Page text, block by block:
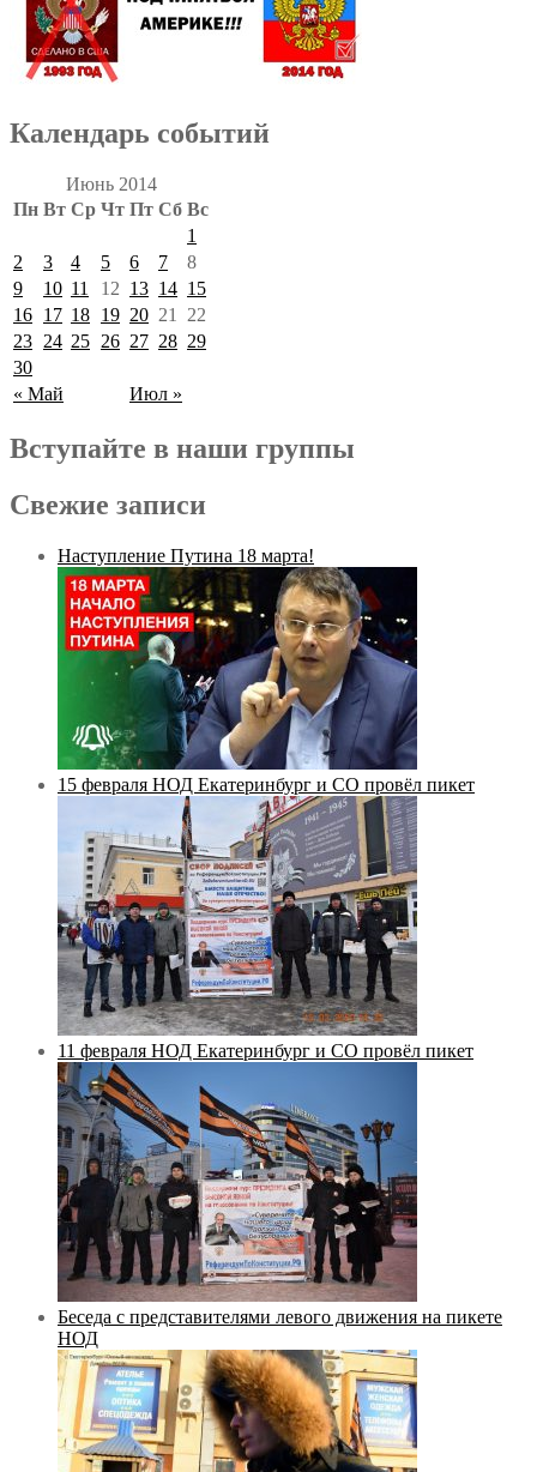
Календарь событий
Июнь 2014
Пн Вт Ср Чт Пт Сб Вс
« Май Июл »
1
2
3 4 5 6 7
8
9
10 11 12 13 14 15
16 17 18 19 20 21
22
23 24 25 26 27 28 29
30
Вступайте в наши группы
Свежие записи
Наступление Путина 18 марта!
15 февраля НОД Екатеринбург и СО провёл пикет
11 февраля НОД Екатеринбург и СО провёл пикет
Беседа с представителями левого движения на пикете
НОД